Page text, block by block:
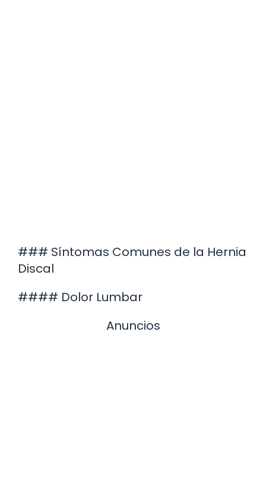
### Síntomas Comunes de la Hernia
Discal
#### Dolor Lumbar
Anuncios